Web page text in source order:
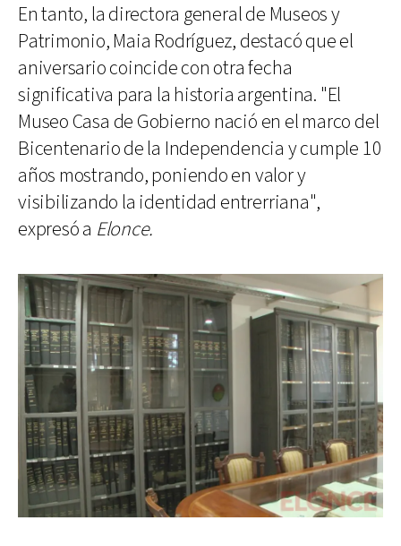
En tanto, la directora general de Museos y
Patrimonio, Maia Rodríguez, destacó que el
aniversario coincide con otra fecha
significativa para la historia argentina. "El
Museo Casa de Gobierno nació en el marco del
Bicentenario de la Independencia y cumple 10
años mostrando, poniendo en valor y
visibilizando la identidad entrerriana",
expresó a Elonce.